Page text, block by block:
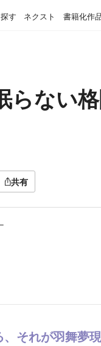
す ネクスト 書籍化作
らない
共有
、それが羽舞夢